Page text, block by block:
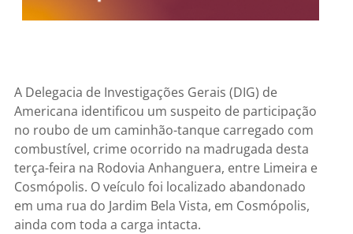
A Delegacia de Investigações Gerais (DIG) de
Americana identificou um suspeito de participação
no roubo de um caminhão-tanque carregado com
combustível, crime ocorrido na madrugada desta
terça-feira na Rodovia Anhanguera, entre Limeira e
Cosmópolis. O veículo foi localizado abandonado
em uma rua do Jardim Bela Vista, em Cosmópolis,
ainda com toda a carga intacta.